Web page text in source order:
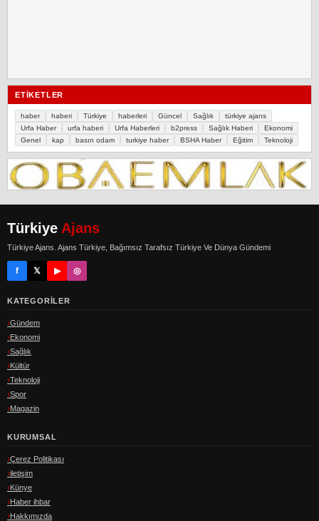
ETIKETLER
haber haberi Türkiye haberleri Güncel Sağlık
türkiye ajans
Urfa Haber
urfa haberi Urfa Haberleri b2press Sağlık Haberi
Ekonomi
Genel
kap basın odam turkiye haber BSHA Haber Eğitim Teknoloji
Türkiye Ajans
Türkiye Ajans. Ajans Türkiye, Bağımsız Tarafsız Türkiye Ve Dünya Gündemi
f 𝕏 ▶ ◎
KATEGORILER
Gündem
Ekonomi
Sağlık
Kültür
Teknoloji
Spor
Magazin
KURUMSAL
Çerez Politikası
iletişim
Künye
Haber ihbar
Hakkımızda